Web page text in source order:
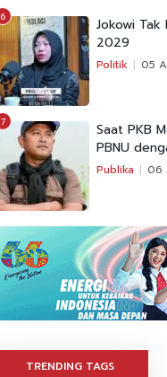
6
Jokowi Tak
2029
Politik 05
7
Saat PKB
PBNU
Publika 06
TRENDING TAGS